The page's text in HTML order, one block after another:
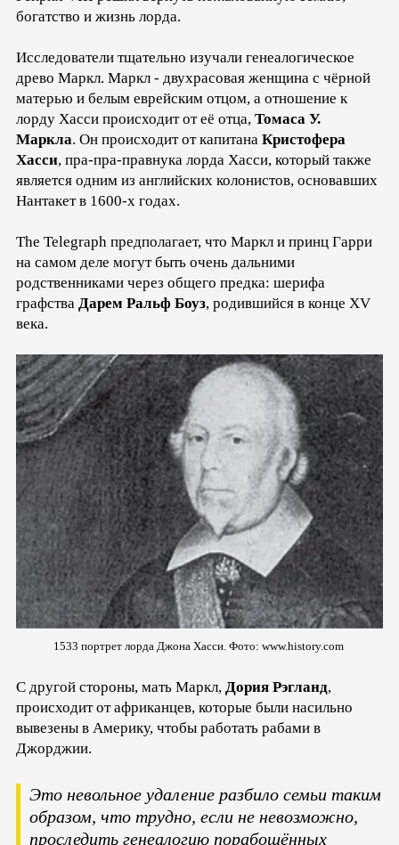
богатство и жизнь лорда.
Исследователи тщательно изучали генеалогическое
древо Маркл. Маркл - двухрасовая женщина с чёрной
матерью и белым еврейским отцом, а отношение к
лорду Хасси происходит от её отца, Томаса У.
Маркла. Он происходит от капитана Кристофера
Хасси, пра-пра-правнука лорда Хасси, который также
является одним из английских колонистов, основавших
Нантакет в 1600-х годах.
The Telegraph предполагает, что Маркл и принц Гарри
на самом деле могут быть очень дальними
родственниками через общего предка: шерифа
графства Дарем Ральф Боуз, родившийся в конце XV
века.
1533 портрет лорда Джона Хасси. Фото: www.history.com
С другой стороны, мать Маркл, Дория Рэгланд,
происходит от африканцев, которые были насильно
вывезены в Америку, чтобы работать рабами в
Джорджии.
Это невольное удаление разбило семьи таким
образом, что трудно, если не невозможно,
проследить генеалогию порабощённых